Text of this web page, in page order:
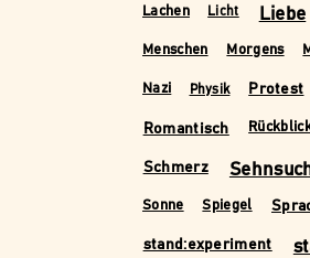
Lachen Licht Liebe
Menschen Morgens
Nazi Physik Protest
Romantisch
Schmerz
Sonne Spiegel
stand:experiment